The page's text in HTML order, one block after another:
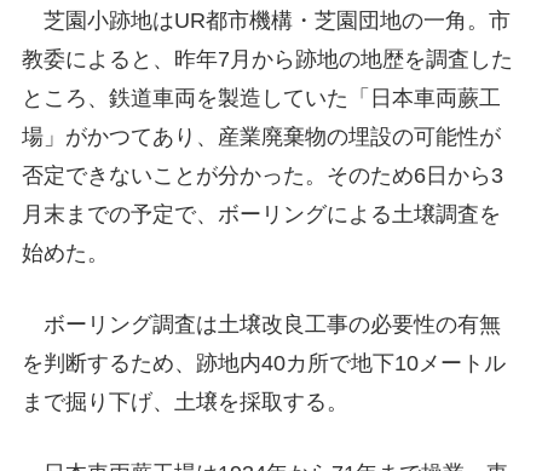
芝園小跡地はUR都市機構・芝園団地の一角。市
教委によると、昨年7月から跡地の地歴を調査した
ところ、鉄道車両を製造していた「日本車両蕨工
場」がかつてあり、産業廃棄物の埋設の可能性が
否定できないことが分かった。そのため6日から3
月末までの予定で、ボーリングによる土壌調査を
始めた。
ボーリング調査は土壌改良工事の必要性の有無
を判断するため、跡地内40カ所で地下10メートル
まで掘り下げ、土壌を採取する。